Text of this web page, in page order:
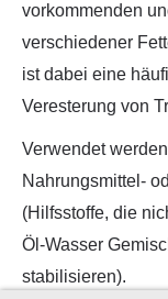
vorkommenden
verschiedener
ist dabei eine
Veresterung von
Verwendet
Nahrungsmittel-
(Hilfsstoffe, die
Öl-Wasser
stabilisieren).